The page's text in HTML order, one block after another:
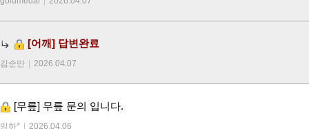
[어깨] 답변완료
김순만 2026.04.07
[무릎] 무릎 문의 입니다.
임하* 2026.04.06